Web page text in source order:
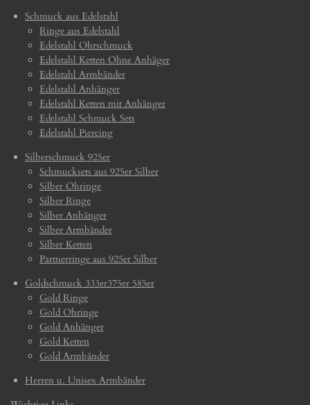
Schmuck aus Edelstahl
Ringe aus Edelstahl
Edelstahl Ohrschmuck
Edelstahl Ketten Ohne Anhäger
Edelstahl Armbänder
Edelstahl Anhänger
Edelstahl Ketten mit Anhänger
Edelstahl Schmuck Sets
Edelstahl Piercing
Silberschmuck 925er
Schmucksets aus 925er Silber
Silber Ohringe
Silber Ringe
Silber Anhänger
Silber Armbänder
Silber Ketten
Partnerringe aus 925er Silber
Goldschmuck 333er375er 585er
Gold Ringe
Gold Ohringe
Gold Anhänger
Gold Ketten
Gold Armbänder
Herren u. Unisex Armbänder